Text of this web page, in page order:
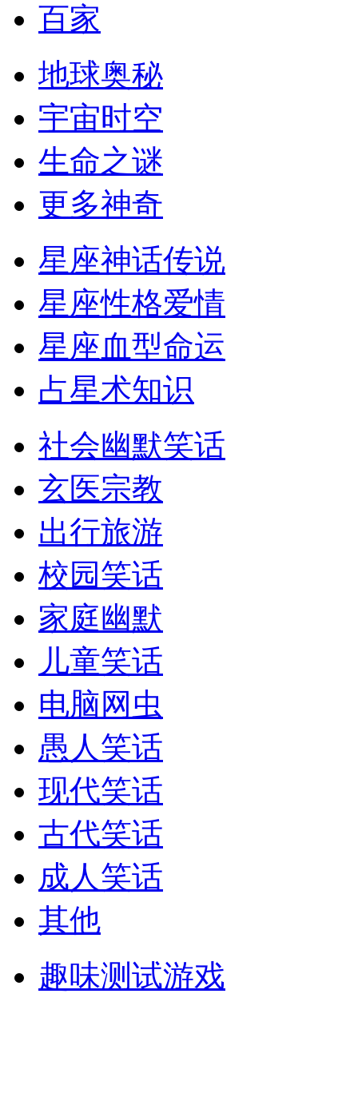
百家
地球奥秘
宇宙时空
生命之谜
更多神奇
星座神话传说
星座性格爱情
星座血型命运
占星术知识
社会幽默笑话
玄医宗教
出行旅游
校园笑话
家庭幽默
儿童笑话
电脑网虫
愚人笑话
现代笑话
古代笑话
成人笑话
其他
趣味测试游戏